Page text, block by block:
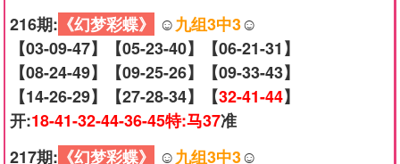
216期: 《幻梦彩蝶》 ☺️九组3中3☺️
【03-09-47】【05-23-40】【06-21-31】
【08-24-49】【09-25-26】【09-33-43】
【14-26-29】【27-28-34】【32-41-44】
开:18-41-32-44-36-45特:马37准
217期: 《幻梦彩蝶》 ☺️九组3中3☺️